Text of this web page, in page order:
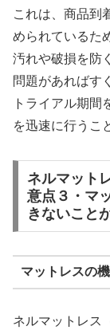
これは、商品到
められているた
汚れや破損を防
問題があればす
トライアル期間
を迅速に行うこ
ネルマット
意点３・マ
きないこと
マットレスの
ネルマットレス